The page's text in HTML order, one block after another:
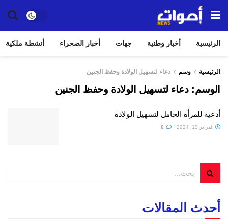
الرئيسية أخبار وطنية جهات أخبار الصحراء أنشطة ملكية
الرئيسية وسم دعاء لتسهيل الولادة وحفظ الجنين
الوسم:دعاء لتسهيل الولادة وحفظ الجنين
أدعية للمرأة الحامل لتسهيل الولادة
فبراير 13, 2024
أحدث المقالات